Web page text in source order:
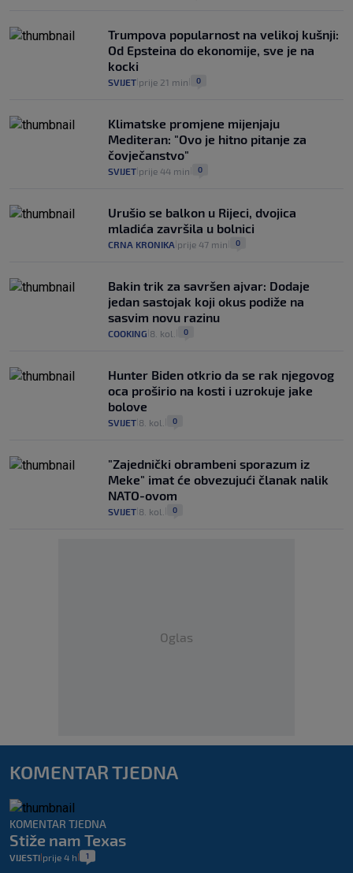
Trumpova popularnost na velikoj kušnji:
Od Epsteina do ekonomije, sve je na
kocki
SVIJET prije 21 min 0
Klimatske promjene mijenjaju
Mediteran: "Ovo je hitno pitanje za
čovječanstvo"
SVIJET prije 44 min 0
Urušio se balkon u Rijeci, dvojica
mladića završila u bolnici
CRNA KRONIKA prije 47 min 0
Bakin trik za savršen ajvar: Dodaje
jedan sastojak koji okus podiže na
sasvim novu razinu
COOKING 8. kol. 0
Hunter Biden otkrio da se rak njegovog
oca proširio na kosti i uzrokuje jake
bolove
SVIJET 8. kol. 0
"Zajednički obrambeni sporazum iz
Meke" imat će obvezujući članak nalik
NATO-ovom
SVIJET 8. kol. 0
Oglas
KOMENTAR TJEDNA
KOMENTAR TJEDNA
Stiže nam Texas
VIJESTI prije 4 h 1